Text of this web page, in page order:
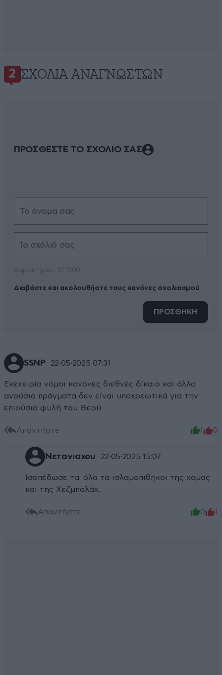
2 ΣΧΌΛΙΑ ΑΝΑΓΝΩΣΤΏΝ
ΠΡΟΣΘΕΣΤΕ ΤΟ ΣΧΟΛΙΟ ΣΑΣ
Διαβάστε και ακολουθήστε τους κανόνες σχολιασμού
ΠΡΟΣΘΗΚΗ
SSNP 22·05·2025 07:31
Εκεχειρία νόμοι κανόνες διεθνές δίκαιο και άλλα
ανούσια πράγματα δεν είναι υποχρεωτικά για την
επιούσια φυλή του Θεού
Απαντήστε 1 0
Νετανιαχου 22·05·2025 15:07
Ισοπέδωσε τα, όλα τα ισλαμοπιθηκοι της χαμας
και της Χεζμπολάχ.
Απαντήστε 0 1